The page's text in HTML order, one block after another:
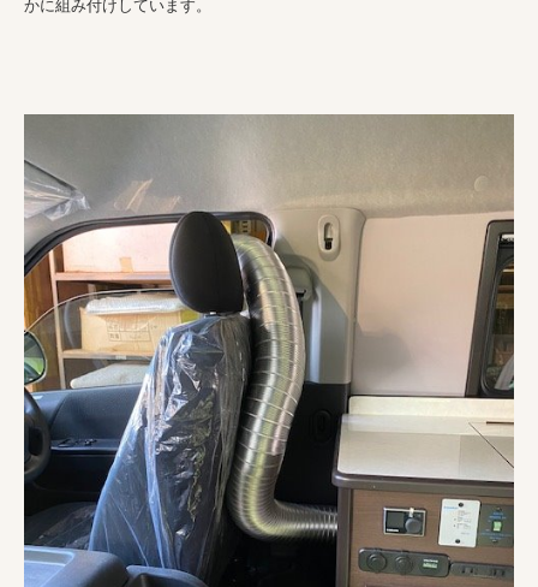
かに組み付けしています。